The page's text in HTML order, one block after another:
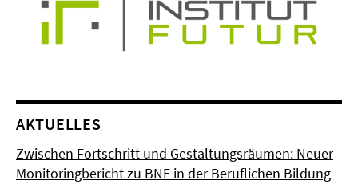
AKTUELLES
Zwischen Fortschritt und Gestaltungsräumen: Neuer
Monitoringbericht zu BNE in der Beruflichen Bildung